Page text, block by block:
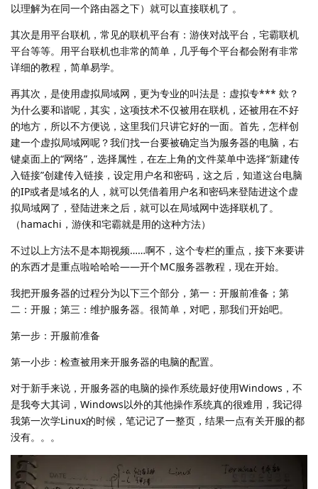
以理解为在同一个路由器之下）就可以直接联机了 。
其次是用平台联机，常见的联机平台有：游侠对战平台，宅霸联机
平台等等。用平台联机也非常的简单，几乎每个平台都会附有非常
详细的教程，简单易学。
再其次，是使用虚拟局域网，更为专业的叫法是：虚拟专*** 欸？
为什么要和谐呢，其实，这项技术不仅被用在联机，还被用在不好
的地方，所以不方便说，这里我们只讲它好的一面。首先，怎样创
建一个虚拟局域网呢？我们找一台要被确定当为服务器的电脑，右
键桌面上的“网络”，选择属性，在左上角的文件菜单中选择“新建传
入链接”创建传入链接，设定用户名和密码，这之后，知道这台电脑
的IP或者是域名的人，就可以凭借着用户名和密码来登陆进这个虚
拟局域网了，登陆进来之后，就可以在局域网中选择联机了。
（hamachi，游侠和宅霸就是用的这种方法）
不过以上方法不是本期视频……啊不，这个专栏的重点，接下来要讲
的东西才是重点啦哈哈哈——开个MC服务器教程，现在开始。
我把开服务器的过程分为以下三个部分，第一：开服前准备；第
二：开服；第三：维护服务器。很简单，对吧，那我们开始吧。
第一步：开服前准备
第一小步：检查被用来开服务器的电脑的配置。
对于新手来说，开服务器的电脑的操作系统最好使用Windows，不
是我夸大其词，Windows以外的其他操作系统真的很难用，我记得
我第一次学Linux的时候，笔记记了一整页，结果一点有关开服的都
没有。。。